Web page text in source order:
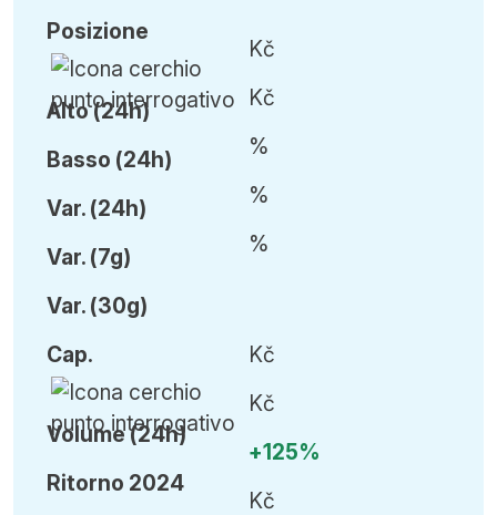
Posizione
Alto (24h)
Basso (24h)
Var. (24h)
Var. (7g)
Var. (30g)
Kč
Kč
%
%
%
Cap.
Volume (24h)
Ritorno 2024
Kč
Kč
+125%
Kč